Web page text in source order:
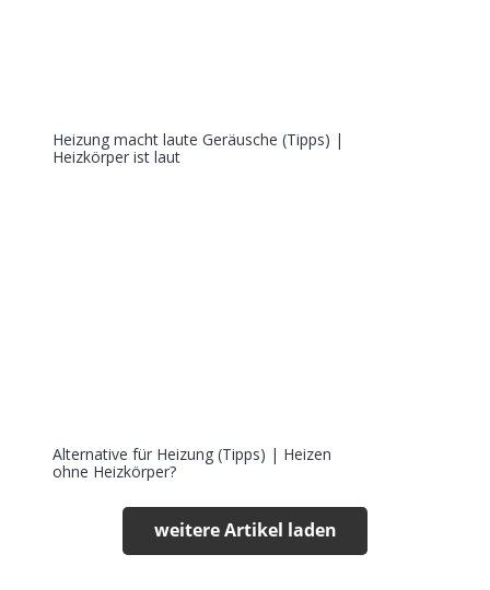
Heizung macht laute Geräusche (Tipps) |
Heizkörper ist laut
Alternative für Heizung (Tipps) | Heizen
ohne Heizkörper?
weitere Artikel laden